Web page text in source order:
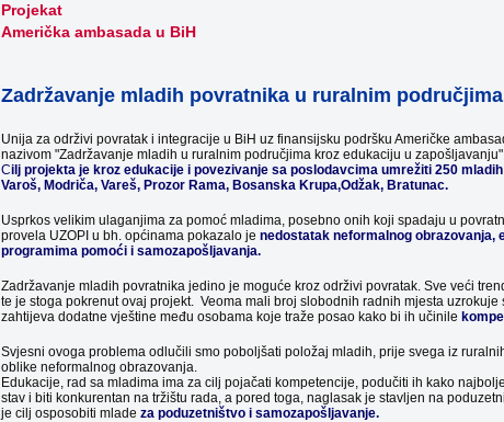
Projekat
Američka ambasada u BiH
Zadržavanje mladih povratnika u ruralnim područjima
Unija za održivi povratak i integracije u BiH uz finansijsku podršku Američke
nazivom "Zadržavanje mladih u ruralnim područjima kroz edukaciju u
Cilj projekta je kroz edukacije i povezivanje sa poslodavcima umrežiti 250
Varoš, Modriča, Vareš, Prozor Rama, Bosanska Krupa,Odžak, Bratunac.
Usprkos velikim ulaganjima za pomoć mladima, posebno onih koji spadaju u
provela UZOPI u bh. općinama pokazalo je nedostatak neformalnog obrazovanja,
programima pomoći i samozapošljavanja.
Zadržavanje mladih povratnika jedino je moguće kroz održivi povratak. Sve veći
te je stoga pokrenut ovaj projekt. Veoma mali broj slobodnih radnih mjesta uzrokuje
zahtijeva dodatne vještine među osobama koje traže posao kako bi ih učinile
Svjesni ovoga problema odlučili smo poboljšati položaj mladih, prije svega iz
oblike neformalnog obrazovanja.
Edukacije, rad sa mladima ima za cilj pojačati kompetencije, podučiti ih kako
stav i biti konkurentan na tržištu rada, a pored toga, naglasak je stavljen na
je cilj osposobiti mlade za poduzetništvo i samozapošljavanje.